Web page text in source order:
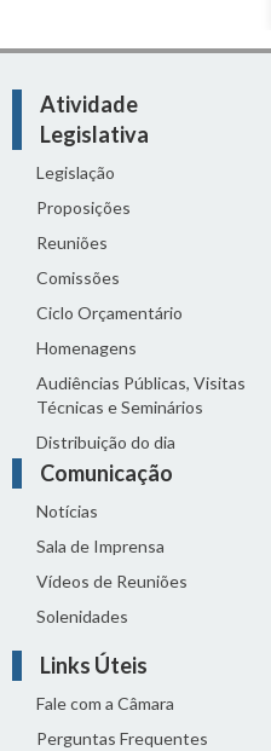
Atividade
Legislativa
Legislação
Proposições
Reuniões
Comissões
Ciclo Orçamentário
Homenagens
Audiências Públicas, Visitas
Técnicas e Seminários
Distribuição do dia
Comunicação
Notícias
Sala de Imprensa
Vídeos de Reuniões
Solenidades
Links Úteis
Fale com a Câmara
Perguntas Frequentes